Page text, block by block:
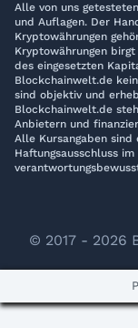
Alle von uns
und Auflagen. Der
Kryptowährungen
Kryptowährungen
des eingesetzten
Blockchainwelt.de
sind objektiv und
Blockchainwelt.de
Anbietern und
Alle Kursangaben sind
Haftungsausschluss
© 2017 - 2026